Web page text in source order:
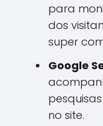
para
dos
super
Google
no site.